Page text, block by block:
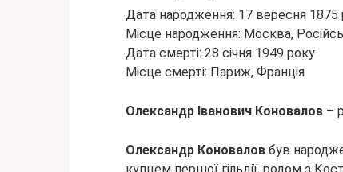
Дата народження: 17 вересня 1875
Місце народження: Москва,
Дата смерті: 28 січня 1949 року
Місце смерті: Париж, Франція
Олександр Іванович Коновалов –
Олександр Коновалов був